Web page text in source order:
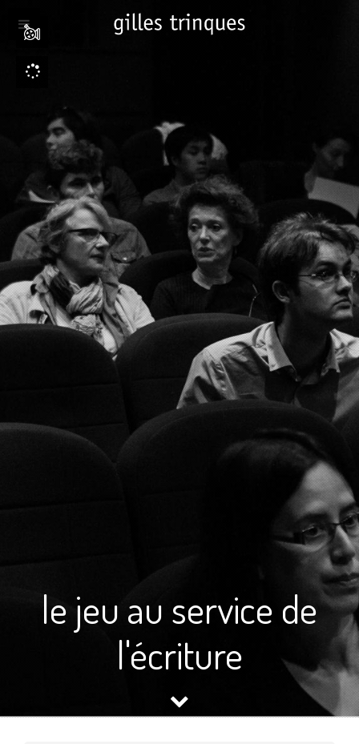
le jeu au service de
l'écriture